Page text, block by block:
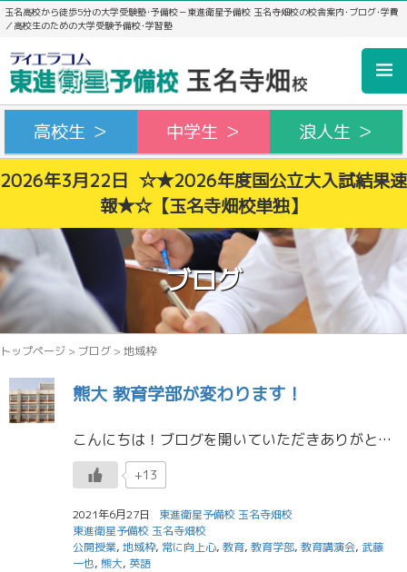
玉名高校から徒歩5分の大学受験塾･予備校－東進衛星予備校 玉名寺畑校の校舎案内･ブログ･学費
／高校生のための大学受験予備校･学習塾
高校生 ＞ 中学生 ＞ 浪人生 ＞
2026年3月22日 ☆★2026年度国公立大入試結果速
報★☆【玉名寺畑校単独】
ブログ
トップページ > ブログ > 地域枠
熊大 教育学部が変わります！
こんにちは！ブログを開いていただきありがとうございます。 玉名高校生はもうすぐで期末テストですね。勉強進んでいますか？ 期末テストは科目がたくさんあります。 優先順位を考えて勉強しましょう！ さて、 先週の木曜日 […]
+13
2021年6月27日
東進衛星予備校 玉名寺畑校
東進衛星予備校 玉名寺畑校
公開授業, 地域枠, 常に向上心, 教育, 教育学部, 教育講演会, 武藤
一也, 熊大, 英語